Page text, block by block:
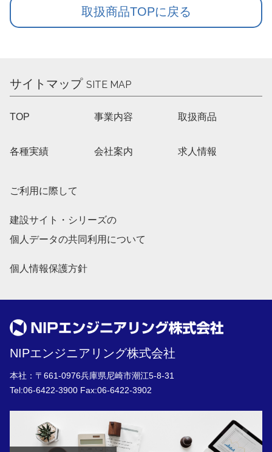
取扱商品TOPに戻る
サイトマップ SITE MAP
TOP 事業内容 取扱商品
各種実績 会社案内 求人情報
ご利用に際して
建設サイト・シリーズの
個人データの共同利用について
個人情報保護方針
NIPエンジニアリング株式会社
本社：〒661-0976兵庫県尼崎市潮江5-8-31
Tel:06-6422-3900 Fax:06-6422-3902